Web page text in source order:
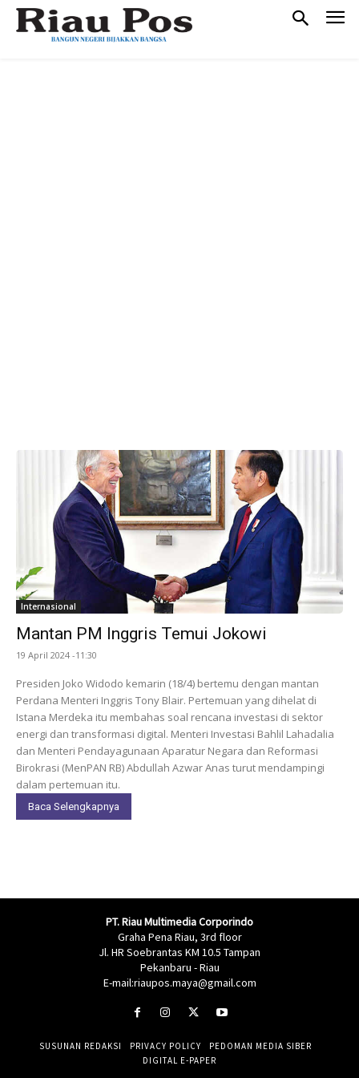
Internasional
Mantan PM Inggris Temui Jokowi
19 April 2024 -11:30
Presiden Joko Widodo kemarin (18/4) bertemu dengan mantan
Perdana Menteri Inggris Tony Blair. Pertemuan yang dihelat di
Istana Merdeka itu membahas soal rencana investasi di sektor
energi dan transformasi digital. Menteri Investasi Bahlil Lahadalia
dan Menteri Pendayagunaan Aparatur Negara dan Reformasi
Birokrasi (MenPAN RB) Abdullah Azwar Anas turut mendampingi
dalam pertemuan itu.
Baca Selengkapnya
PT. Riau Multimedia Corporindo
Graha Pena Riau, 3rd floor
Jl. HR Soebrantas KM 10.5 Tampan
Pekanbaru - Riau
E-mail:riaupos.maya@gmail.com
SUSUNAN REDAKSI PRIVACY POLICY
PEDOMAN MEDIA SIBER
DIGITAL E-PAPER